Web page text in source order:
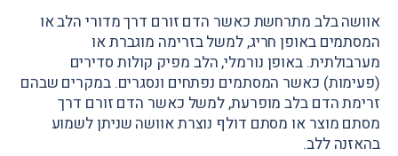
אוושה בלב מתרחשת כאשר הדם זורם דרך מדורי הלב או
המסתמים באופן חריג, למשל בזרימה מוגברת או
מערבולתית. באופן נורמלי, הלב מפיק קולות סדירים
(פעימות) כאשר המסתמים נפתחים ונסגרים. במקרים שבהם
זרימת הדם בלב מופרעת, למשל כאשר הדם זורם דרך
מסתם מוצר או מסתם דולף נוצרת אוושה שניתן לשמוע
בהאזנה ללב.